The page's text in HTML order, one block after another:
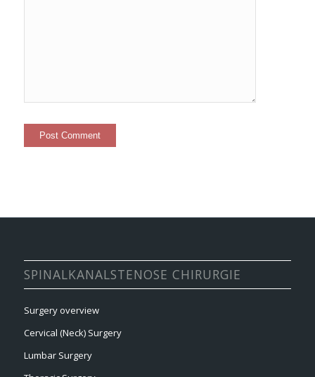
SPINALKANALSTENOSE CHIRURGIE
Surgery overview
Cervical (Neck) Surgery
Lumbar Surgery